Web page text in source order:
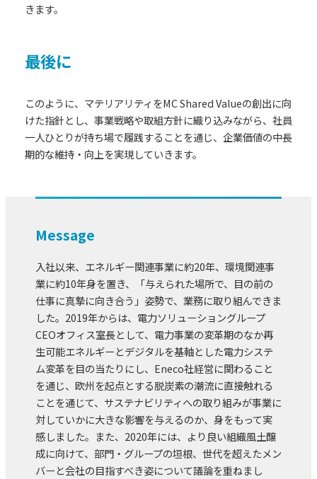
きます。
最後に
このように、マテリアリティをMC Shared Valueの創出に向
けた指針とし、事業戦略や取組方針に織り込みながら、社員
一人ひとりが持ち場で履践することを通じ、企業価値の中長
期的な維持・向上を実現していきます。
Message
入社以来、エネルギー関連事業に約20年、環境関連事
業に約10年身を置き、「与えられた場所で、目の前の
仕事に真摯に向き合う」姿勢で、業務に取り組んできま
した。2019年からは、電力ソリューショングループ
CEOオフィス室長として、電力事業の変革期のなか再
生可能エネルギーとデジタルを基軸とした電力システ
ム変革を目の当たりにし、Eneco社経営に関わること
を通じ、欧州を起点とする脱炭素の潮流に直接触れる
ことを通じて、サステナビリティへの取り組みが事業に
対していかに大きな影響を与えるのか、身をもって実
感しました。また、2020年には、より良い組織風土醸
成に向けて、部門・グループの垣根、世代を超えたメン
バーと会社の目指すべき姿について議論を重ねまし